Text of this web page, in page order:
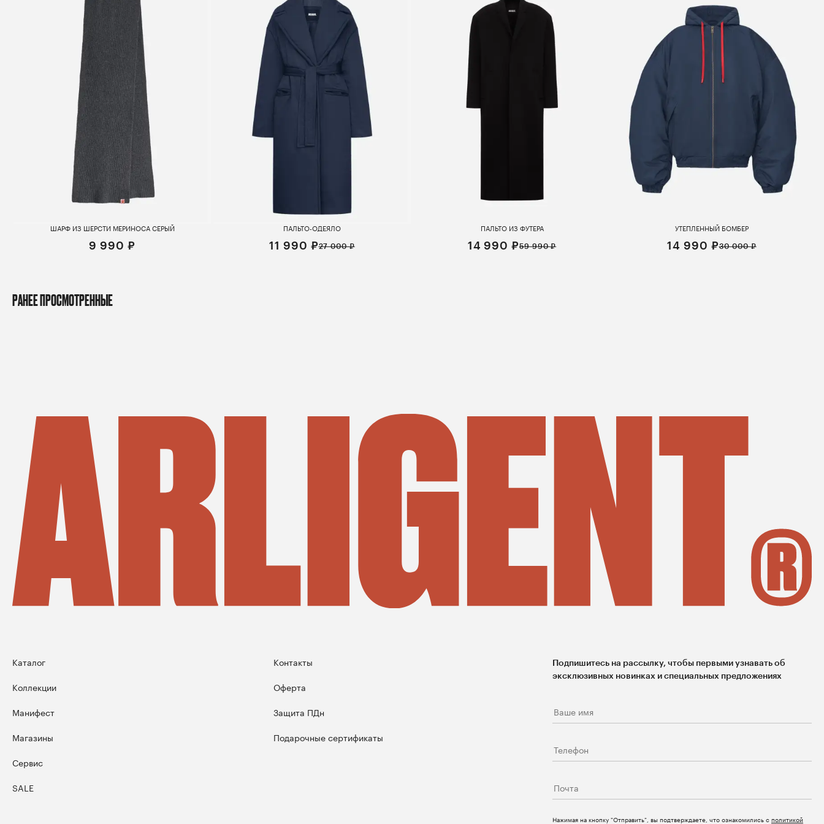
ШАРФ ИЗ ШЕРСТИ МЕРИНОСА СЕРЫЙ
9 990 ₽
ПАЛЬТО-ОДЕЯЛО
11 990 ₽27 000 ₽
ПАЛЬТО ИЗ ФУТЕРА
14 990 ₽59 990 ₽
УТЕПЛЕННЫЙ БОМБЕР
14 990 ₽30 000 ₽
РАНЕЕ ПРОСМОТРЕННЫЕ
Каталог
Коллекции
Манифест
Магазины
Сервис
SALE
Контакты
Оферта
Защита ПДн
Подарочные сертификаты
Подпишитесь на рассылку, чтобы первыми узнавать об
эксклюзивных новинках и специальных предложениях
Нажимая на кнопку "Отправить", вы подтверждаете, что ознакомились с политикой